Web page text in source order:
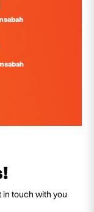
in touch with you